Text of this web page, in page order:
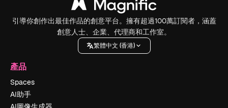
引導你創作出最佳作品的創意平台。擁有超過100萬訂閱者，涵蓋
創意人士、企業、代理商和工作室。
繁體中文 (香港)
產品
Spaces
AI助手